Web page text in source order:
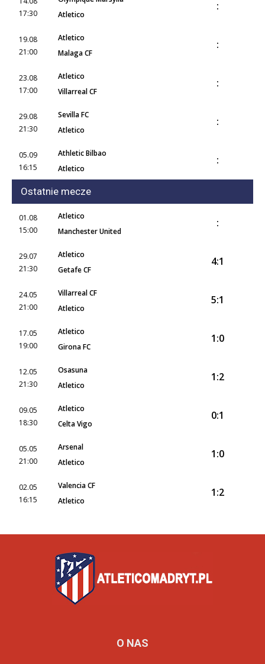
17:30
Atletico
:
19.08
21:00
Atletico
Malaga CF
:
23.08
17:00
Atletico
Villarreal CF
:
29.08
21:30
Sevilla FC
Atletico
:
05.09
16:15
Athletic Bilbao
Atletico
:
Ostatnie mecze
01.08
15:00
Atletico
Manchester United
:
29.07
21:30
Atletico
Getafe CF
4:1
24.05
21:00
Villarreal CF
Atletico
5:1
17.05
19:00
Atletico
Girona FC
1:0
12.05
21:30
Osasuna
Atletico
1:2
09.05
18:30
Atletico
Celta Vigo
0:1
05.05
21:00
Arsenal
Atletico
1:0
02.05
16:15
Valencia CF
Atletico
1:2
O NAS